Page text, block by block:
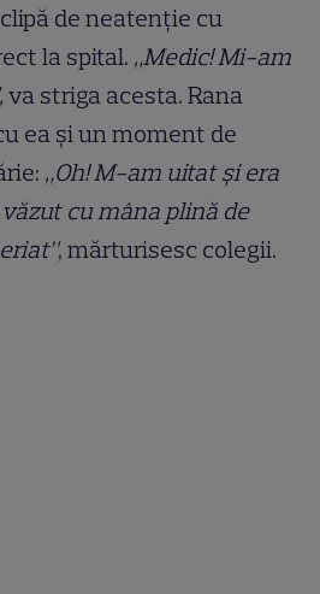
de neatenție cu
la spital. „Medic! Mi-am
va striga acesta. Rana
ea și un moment de
„Oh! M-am uitat și era
cu mâna plină de
, mărturisesc colegii.